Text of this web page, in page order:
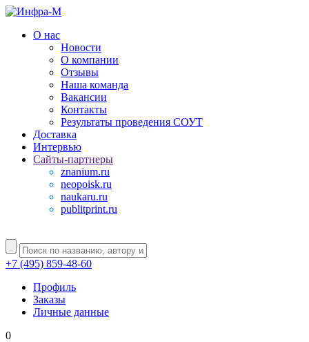
О нас
Новости
О компании
Отзывы
Наша команда
Вакансии
Контакты
Результаты проведения СОУТ
Доставка
Интервью
Сайты-партнеры
znanium.ru
neopoisk.ru
naukaru.ru
publitprint.ru
+7 (495) 859-48-60
Профиль
Заказы
Личные данные
0